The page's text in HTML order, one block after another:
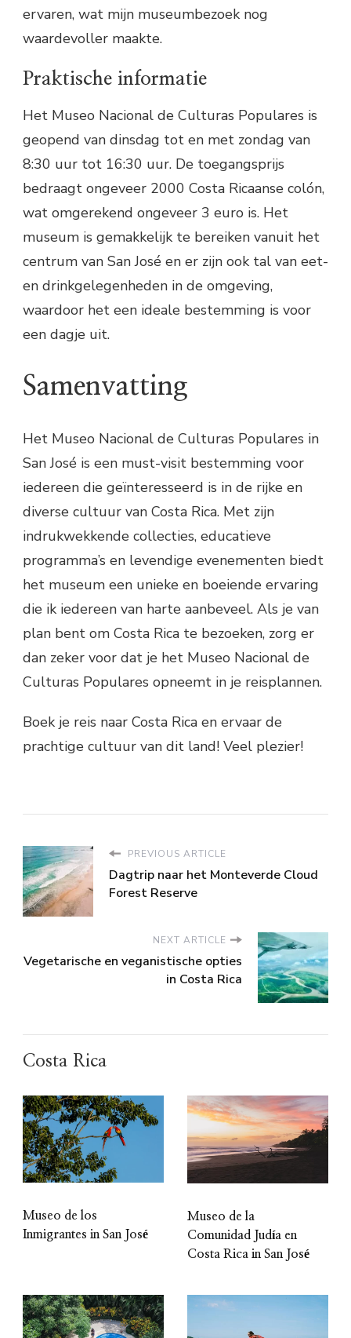
ervaren, wat mijn museumbezoek nog
waardevoller maakte.
Praktische informatie
Het Museo Nacional de Culturas Populares is
geopend van dinsdag tot en met zondag van
8:30 uur tot 16:30 uur. De toegangsprijs
bedraagt ongeveer 2000 Costa Ricaanse colón,
wat omgerekend ongeveer 3 euro is. Het
museum is gemakkelijk te bereiken vanuit het
centrum van San José en er zijn ook tal van eet-
en drinkgelegenheden in de omgeving,
waardoor het een ideale bestemming is voor
een dagje uit.
Samenvatting
Het Museo Nacional de Culturas Populares in
San José is een must-visit bestemming voor
iedereen die geïnteresseerd is in de rijke en
diverse cultuur van Costa Rica. Met zijn
indrukwekkende collecties, educatieve
programma’s en levendige evenementen biedt
het museum een unieke en boeiende ervaring
die ik iedereen van harte aanbeveel. Als je van
plan bent om Costa Rica te bezoeken, zorg er
dan zeker voor dat je het Museo Nacional de
Culturas Populares opneemt in je reisplannen.
Boek je reis naar Costa Rica en ervaar de
prachtige cultuur van dit land! Veel plezier!
PREVIOUS ARTICLE
Dagtrip naar het Monteverde Cloud
Forest Reserve
NEXT ARTICLE
Vegetarische en veganistische opties
in Costa Rica
Costa Rica
Museo de los
Inmigrantes in San José
Museo de la
Comunidad Judía en
Costa Rica in San José